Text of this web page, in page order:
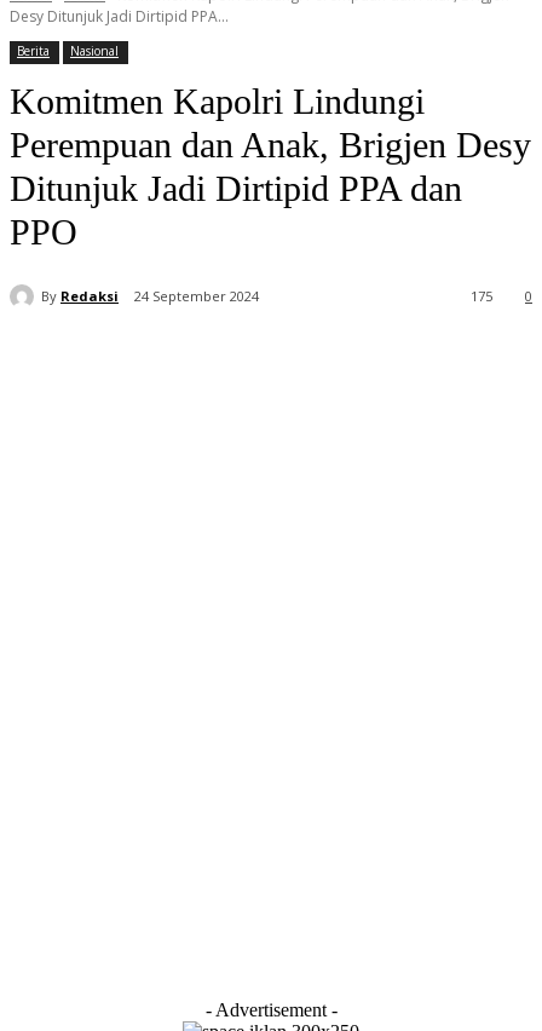
Desy Ditunjuk Jadi Dirtipid PPA...
Berita Nasional
Komitmen Kapolri Lindungi
Perempuan dan Anak, Brigjen Desy
Ditunjuk Jadi Dirtipid PPA dan
PPO
By Redaksi 24 September 2024 0
175
- Advertisement -